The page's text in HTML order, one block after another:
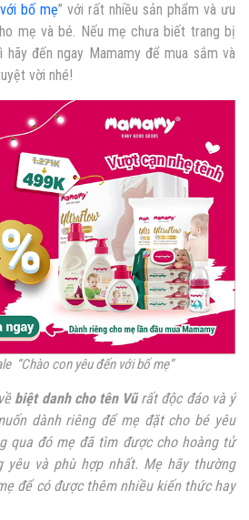
bố mẹ” với rất nhiều sản phẩm và ưu
mẹ và bé. Nếu mẹ chưa biết trang bị
đến ngay Mamamy để mua sắm và
vời nhé!
“Chào con yêu đến với bố mẹ”
biệt danh cho tên Vũrất độc đáo và ý
dành riêng để mẹ đặt cho bé yêu
qua đó mẹ đã tìm được cho hoàng tử
yêu và phù hợp nhất. Mẹ hãy thường
để có được thêm nhiều kiến thức hay